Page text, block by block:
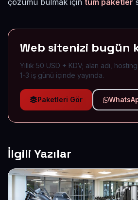
Web sitenizi bugün
Yıllık 50 USD + KDV; alan adı,
1-3 iş günü içinde yayında.
Paketleri Gör
İlgili Yazılar